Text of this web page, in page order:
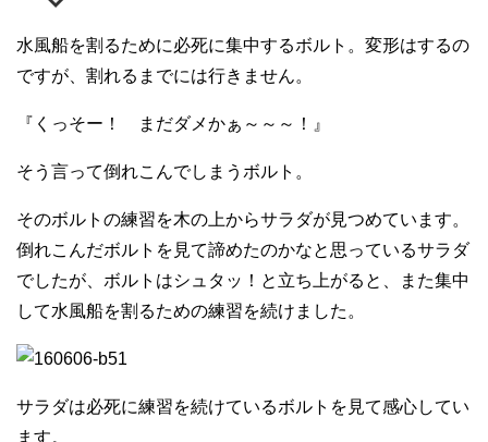
水風船を割るために必死に集中するボルト。変形はするの
ですが、割れるまでには行きません。
『くっそー！ まだダメかぁ～～～！』
そう言って倒れこんでしまうボルト。
そのボルトの練習を木の上からサラダが見つめています。
倒れこんだボルトを見て諦めたのかなと思っているサラダ
でしたが、ボルトはシュタッ！と立ち上がると、また集中
して水風船を割るための練習を続けました。
サラダは必死に練習を続けているボルトを見て感心してい
ます。